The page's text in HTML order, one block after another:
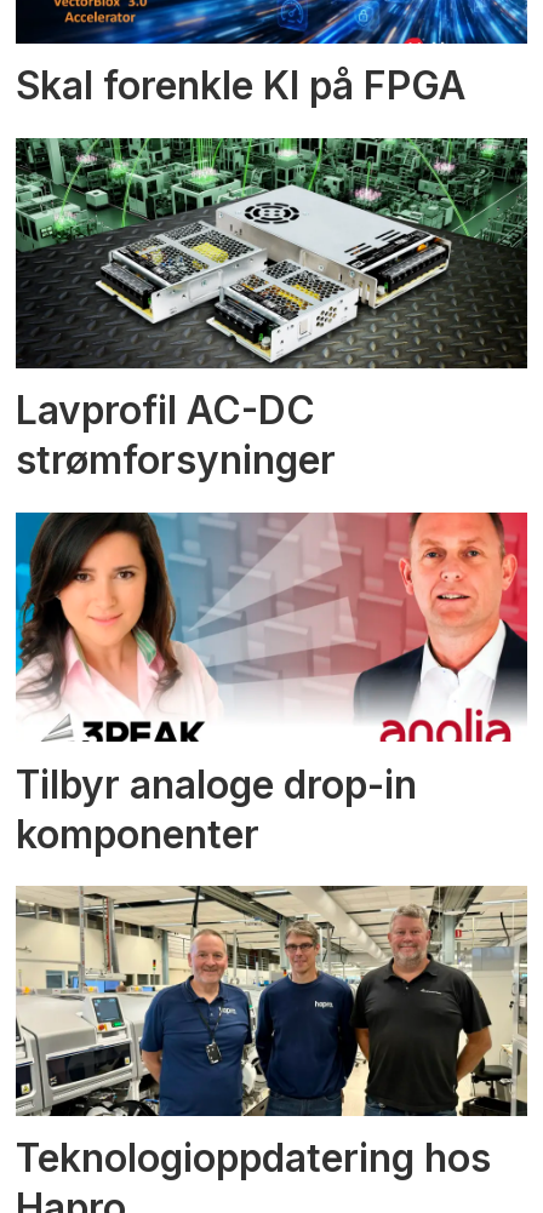
Skal forenkle KI på FPGA
Lavprofil AC-DC
strømforsyninger
Tilbyr analoge drop-in
komponenter
Teknologioppdatering hos